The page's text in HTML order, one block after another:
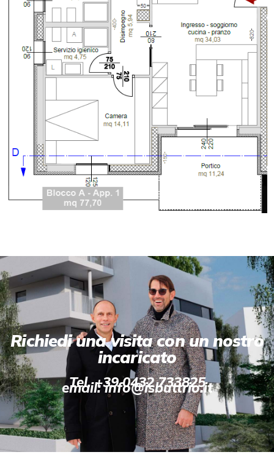
Richiedi una visita con un nostro
incaricato
Tel. +39 0432 733825
email: info@isbuttrio.it